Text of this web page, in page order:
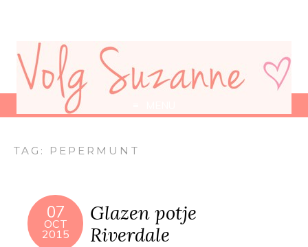
TAG: PEPERMUNT
07
OCT
2015
Glazen potje
Riverdale